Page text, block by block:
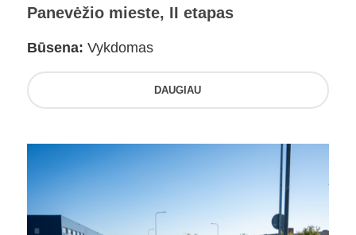
Panevėžio mieste, II etapas
Būsena: Vykdomas
DAUGIAU